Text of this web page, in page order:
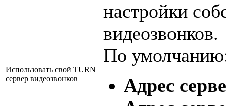
Использовать свой TURN
сервер видеозвонков
настройки
видеозвонков.
По
Адрес